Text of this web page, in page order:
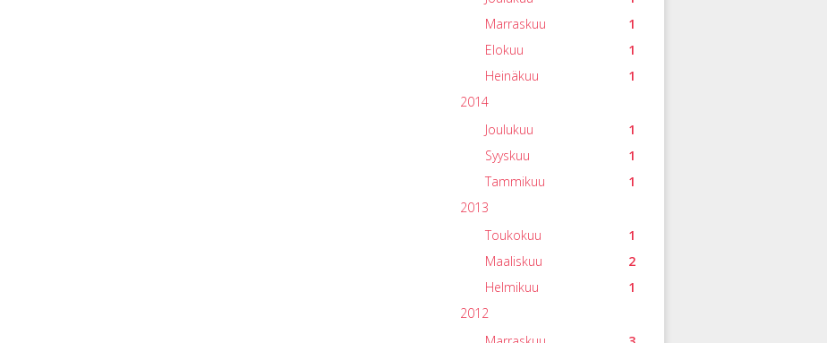
1
Marraskuu
1
Elokuu
1
Heinäkuu
2014
1
Joulukuu
1
Syyskuu
1
Tammikuu
2013
1
Toukokuu
2
Maaliskuu
1
Helmikuu
2012